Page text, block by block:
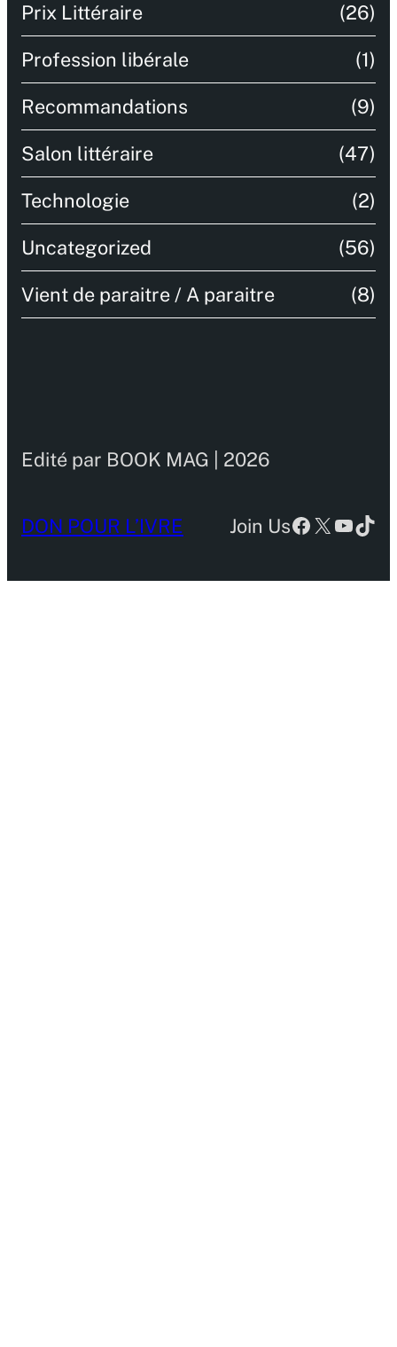
Prix Littéraire (26)
Profession libérale (1)
Recommandations (9)
Salon littéraire (47)
Technologie (2)
Uncategorized (56)
Vient de paraitre / A paraitre (8)
Edité par BOOK MAG | 2026
DON POUR L’IVRE Join UsFacebook
X